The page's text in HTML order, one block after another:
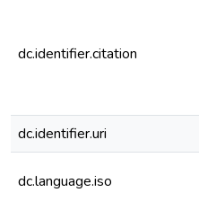
dc.identifier.citation
dc.identifier.uri
dc.language.iso